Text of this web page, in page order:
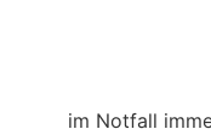
im Notfall